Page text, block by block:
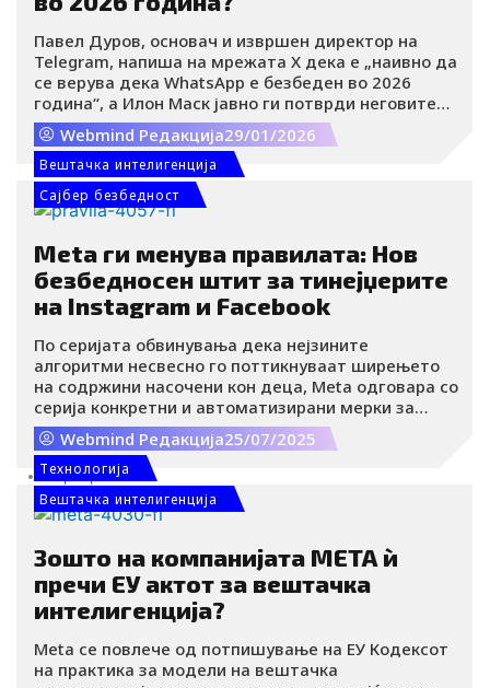
n
Women in Business
Health
Рецепти
Астро
Травел
Технологија
Блокчејн
Крипто
Метаверс
AR/VR
Tехнологија
Сајбер безбедност
IoT
Deep Tech
Роботика
Уреди и гаџети
NFT
Кариера
HR
EB
Емплојер брендинг
Интервју
Интервју
Видео
BIZBendovi
Павел Дуров, основач и извршен директор на
Telegram, напиша на мрежата X дека е „наивно да
се верува дека WhatsApp е безбеден во 2026
година“, а Илон Маск јавно ги потврди неговите
зборови. Во момент кога WhatsApp го користат
повеќе од две милијарди луѓе ширум светот, оваа
порака повторно го отвора прашањето колку
апликациите за размена на пораки навистина се
приватни и каде завршува маркетингот, а
започнува реалната безбедност.
Webmind Редакција29/01/2026
Вештачка интелигенција
Сајбер безбедност
Meta ги менува правилата: Нов
безбедносен штит за тинејџерите
на Instagram и Facebook
По серијата обвинувања дека нејзините
алгоритми несвесно го поттикнуваат ширењето
на содржини насочени кон деца, Meta одговара со
серија конкретни и автоматизирани мерки за
заштита на малолетните корисници. Но, дали ова
е вистински пресврт или само обид за контрола на
штетата?.
Webmind Редакција25/07/2025
Tехнологија
Вештачка интелигенција
Зошто на компанијата META ѝ
пречи ЕУ актот за вештачка
интелигенција?
Meta се повлече од потпишување на ЕУ Кодексот
на практика за модели на вештачка